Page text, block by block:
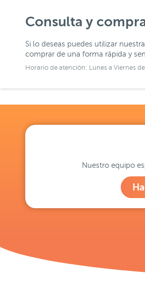
Consulta y
Si lo deseas puedes utilizar
comprar de una forma rápida y
Horario de atención: Lunes a Viernes
Nuestro equipo